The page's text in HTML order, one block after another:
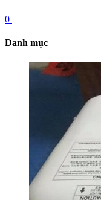
0
Danh mục